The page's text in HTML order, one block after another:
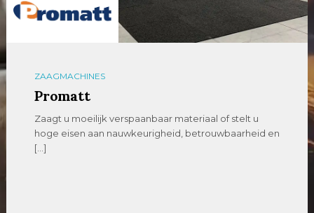
ZAAGMACHINES
Promatt
Zaagt u moeilijk verspaanbaar materiaal of stelt u
hoge eisen aan nauwkeurigheid, betrouwbaarheid en
[…]